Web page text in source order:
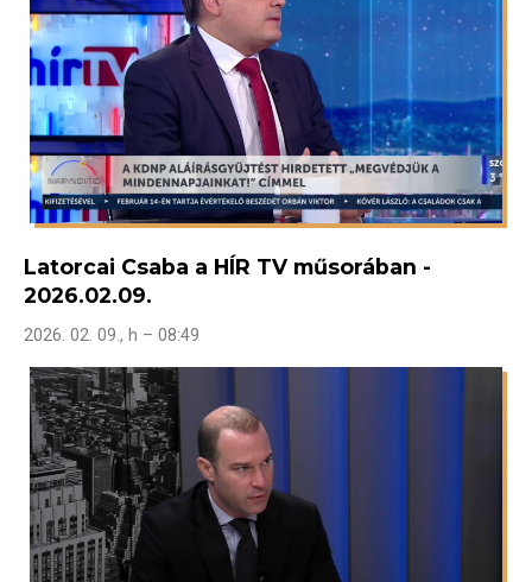
Latorcai Csaba a HÍR TV műsorában -
2026.02.09.
2026. 02. 09., h – 08:49